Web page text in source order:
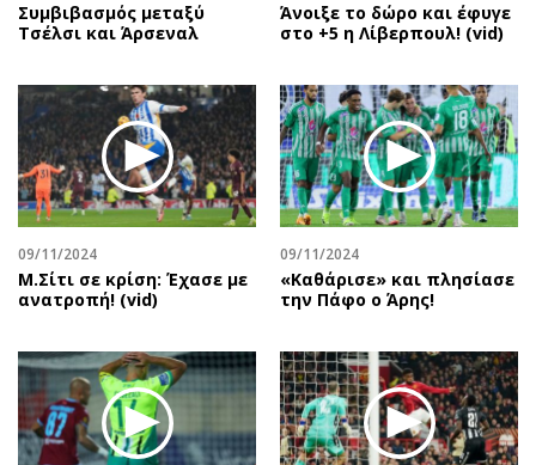
Συμβιβασμός μεταξύ
Τσέλσι και Άρσεναλ
Άνοιξε το δώρο και έφυγε
στο +5 η Λίβερπουλ! (vid)
09/11/2024
Μ.Σίτι σε κρίση: Έχασε με
ανατροπή! (vid)
09/11/2024
«Καθάρισε» και πλησίασε
την Πάφο ο Άρης!